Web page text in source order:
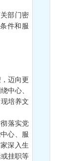
部门密
件和服
迈向更
中心、
培养文
落实党
心、服
深入生
挂职等